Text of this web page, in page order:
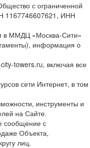
с ограниченной
1167746607621, ИНН
в ММДЦ «Москва-Сити»
информация о
towers.ru, включая все
сети Интернет, в том
инструменты и
на Сайте.
с
Объекта,
лиц.